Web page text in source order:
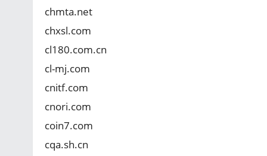
chmta.net
chxsl.com
cl180.com.cn
cl-mj.com
cnitf.com
cnori.com
coin7.com
cqa.sh.cn